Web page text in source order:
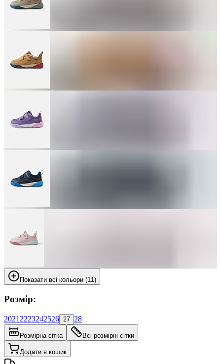
Показати всі кольори (11)
Розмір:
2021 2223242526 27 28
Розмірна сітка Всі розмірні сітки
Додати в кошик